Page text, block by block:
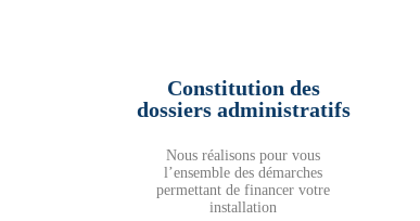
Constitution des
dossiers administratifs
Nous réalisons pour vous
l’ensemble des démarches
permettant de financer votre
installation